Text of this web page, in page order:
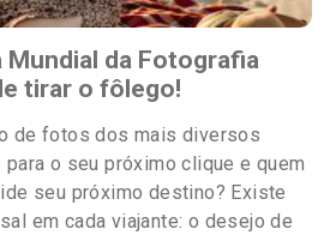
Mundial da Fotografia
tirar o fôlego!
de fotos dos mais diversos
o seu próximo clique e quem
seu próximo destino? Existe
em cada viajante: o desejo de